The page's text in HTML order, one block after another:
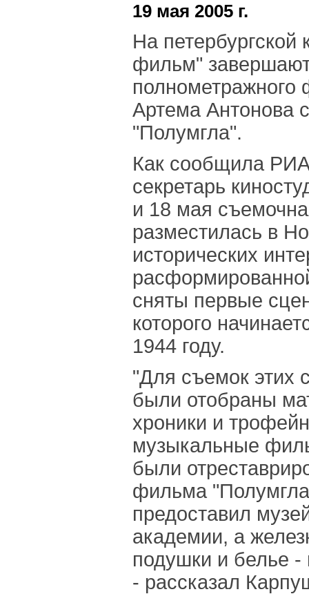
19 мая 2005 г.
На петербургской
фильм"
Артема Антонова
"Полумгла".
Как сообщила
секретарь
и 18 мая
разместилась в
исторических
сняты первые
которого
1944 году.
"Для съемок этих
были отобраны
хроники и
музыкальные
были
фильма
предоставил
академии, а
подушки и белье -
- рассказал